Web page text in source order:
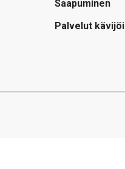
Saapuminen
Palvelut